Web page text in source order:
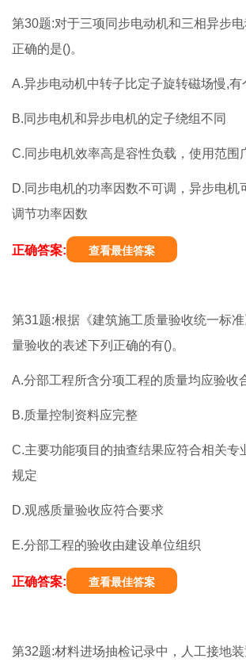
第30题:对于三项同步电动机和三相异步
正确的是()。
A.异步电动机中转子比定子旋转磁场慢,有
B.同步电机和异步电机的定子绕组不同
C.同步电机效率高是容性负载，使用范围
D.同步电机的功率因数不可调，异步电机
调节功率因数
正确答案: 查看最佳答案
第31题:根据《建筑施工质量验收统一标
量验收的表述下列正确的有()。
A.分部工程所含分项工程的质量均应验收
B.质量控制资料应完整
C.主要功能项目的抽查结果应符合相关专
规定
D.观感质量验收应符合要求
E.分部工程的验收由建设单位组织
正确答案: 查看最佳答案
第32题:材料进场抽检记录中，人工接地